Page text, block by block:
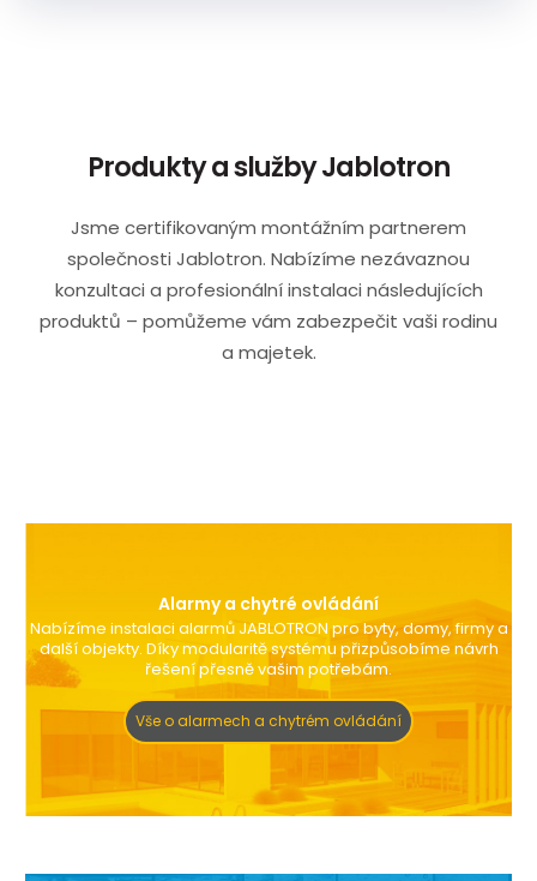
Produkty a služby Jablotron
Jsme certifikovaným montážním partnerem
společnosti Jablotron. Nabízíme nezávaznou
konzultaci a profesionální instalaci následujících
produktů – pomůžeme vám zabezpečit vaši rodinu
a majetek.
Alarmy a chytré ovládání
Nabízíme instalaci alarmů JABLOTRON pro byty, domy, firmy a
další objekty. Díky modularitě systému přizpůsobíme návrh
řešení přesně vašim potřebám.
Vše o alarmech a chytrém ovládání